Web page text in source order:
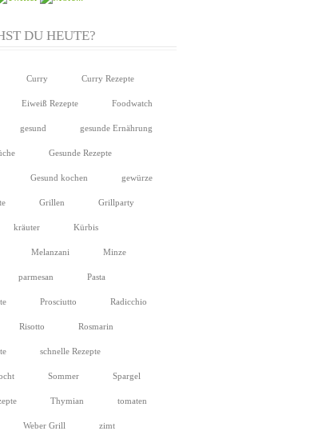
DU HEUTE?
Curry Curry Rezepte
Eiweiß Rezepte Foodwatch
gesund gesunde Ernährung
Gesunde Rezepte
Gesund kochen gewürze
Grillen Grillparty
kräuter Kürbis
Melanzani Minze
parmesan Pasta
Prosciutto Radicchio
Risotto Rosmarin
schnelle Rezepte
Sommer Spargel
Thymian tomaten
Weber Grill zimt